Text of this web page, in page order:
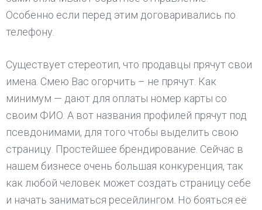
Особенно если перед этим договаривались по
телефону.
Существует стереотип, что продавцы прячут свои
имена. Смею Вас огорчить – не прячут. Как
минимум — дают для оплаты номер карты со
своим ФИО. А вот названия профилей прячут под
псевдонимами, для того чтобы выделить свою
страницу. Простейшее брендирование. Сейчас в
нашем бизнесе очень большая конкуренция, так
как любой человек может создать страницу себе
и начать заниматься ресейлингом. Но бояться её